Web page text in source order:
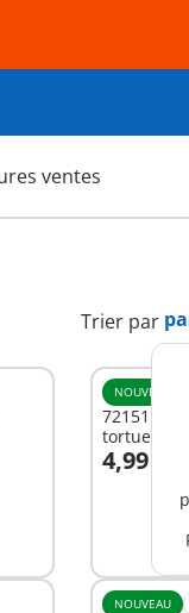
ventes
Trier par
NOUVEAU
72151 -
tortue
4,99 €
disponible
NOUVEAU